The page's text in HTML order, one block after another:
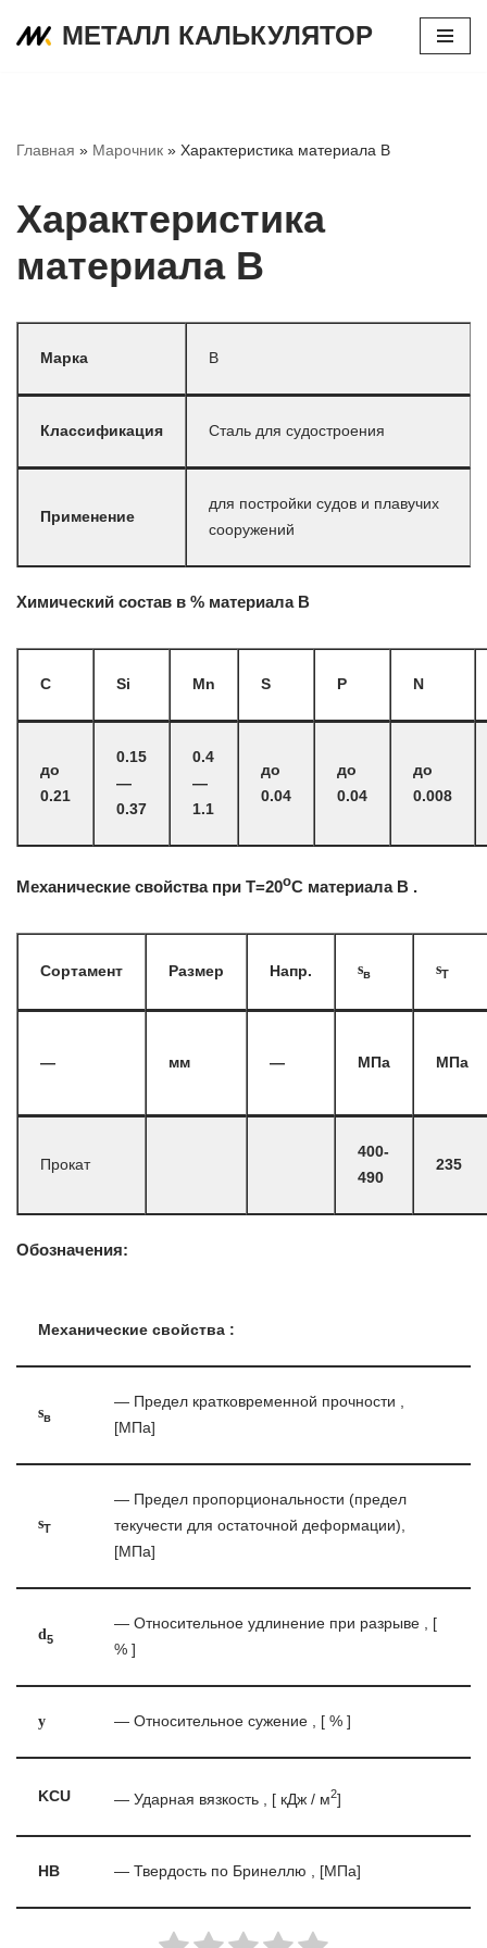
МЕТАЛЛ КАЛЬКУЛЯТОР
Главная » Марочник » Характеристика материала В
Характеристика
материала В
Марка В
Классификация Сталь для судостроения
Применение
для постройки судов и плавучих
сооружений
Химический состав в % материала В
C Si Mn S P N
до
0.21
0.15
—
0.37
0.4
—
1.1
до
0.04
до
0.04
до
0.008
Механические свойства при Т=20oС материала В .
Сортамент Размер Напр. sв sT
— мм — МПа МПа
Прокат
400-
490
235
Обозначения:
Механические свойства :
sв
— Предел кратковременной прочности ,
[МПа]
sT
— Предел пропорциональности (предел
текучести для остаточной деформации),
[МПа]
d5
— Относительное удлинение при разрыве , [
% ]
y — Относительное сужение , [ % ]
KCU — Ударная вязкость , [ кДж / м2]
HB — Твердость по Бринеллю , [МПа]